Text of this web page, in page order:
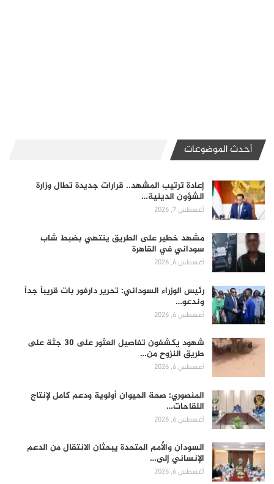
أحدث الموضوعات
إعادة ترتيب المشهد.. قرارات جديدة تطال وزارة
الشؤون الدينية…
أغسطس 7, 2026
مشهد خطير على الطريق ينتهي بضبط شاب
سوداني في القاهرة
أغسطس 6, 2026
رئيس الوزراء السوداني: تحرير دارفور بات قريباً جداً
وندعو…
أغسطس 6, 2026
شهود يكشفون تفاصيل العثور على 30 جثة على
طريق النزوح من…
أغسطس 6, 2026
المنصوري: صحة الحيوان أولوية ودعم كامل لإنتاج
اللقاحات…
أغسطس 6, 2026
السودان والأمم المتحدة يبحثان الانتقال من الدعم
الإنساني إلى…
أغسطس 6, 2026